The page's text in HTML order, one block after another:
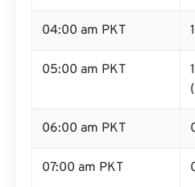
04:00 am PKT
05:00 am PKT
06:00 am PKT
07:00 am PKT